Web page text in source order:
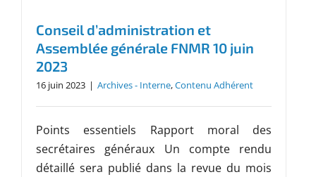
Conseil d’administration et
Assemblée générale FNMR 10 juin
2023
16 juin 2023 | Archives - Interne,Contenu Adhérent
Points essentiels Rapport moral des
secrétaires généraux Un compte rendu
détaillé sera publié dans la revue du mois